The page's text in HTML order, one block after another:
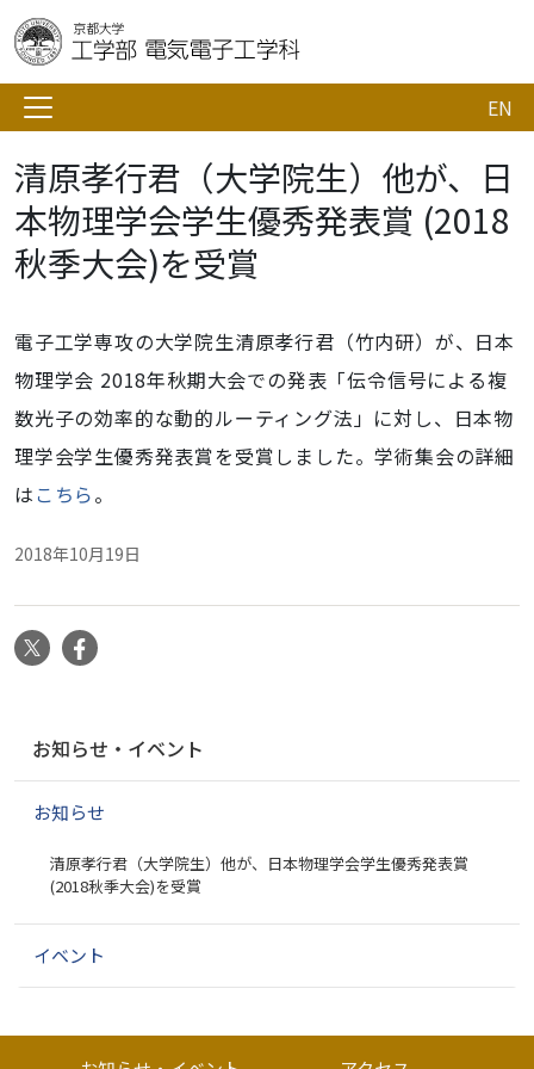
EN
清原孝行君（大学院生）他が、日
本物理学会学生優秀発表賞 (2018
秋季大会)を受賞
電子工学専攻の大学院生清原孝行君（竹内研）が、日本
物理学会 2018年秋期大会での発表「伝令信号による複
数光子の効率的な動的ルーティング法」に対し、日本物
理学会学生優秀発表賞を受賞しました。学術集会の詳細
は こちら。
2018年10月19日
X
ゲ
お知らせ・イベント
お知らせ
清原孝行君（大学院生）他が、日本物理学会学生優秀発表賞
(2018秋季大会)を受賞
イベント